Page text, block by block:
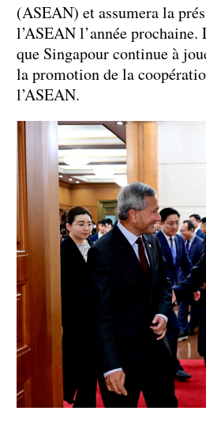
(ASEAN) et assumera la
l’ASEAN l’année
que Singapour continue à
la promotion de la
l’ASEAN.